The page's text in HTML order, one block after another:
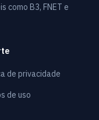
como B3, FNET e
de privacidade
de uso